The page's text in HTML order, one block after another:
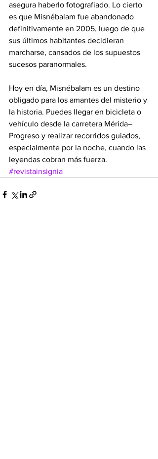
asegura haberlo fotografiado. Lo cierto
es que Misnébalam fue abandonado
definitivamente en 2005, luego de que
sus últimos habitantes decidieran
marcharse, cansados de los supuestos
sucesos paranormales.
Hoy en día, Misnébalam es un destino
obligado para los amantes del misterio y
la historia. Puedes llegar en bicicleta o
vehículo desde la carretera Mérida–
Progreso y realizar recorridos guiados,
especialmente por la noche, cuando las
leyendas cobran más fuerza.
#revistainsignia